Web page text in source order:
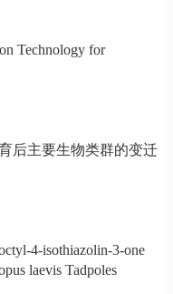
Technology for
后主要生物类群的变迁
4-isothiazolin-3-one
laevis Tadpoles